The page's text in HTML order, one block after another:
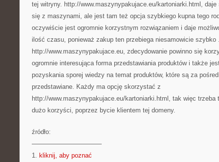
tej witryny. http://www.maszynypakujace.eu/kartoniarki.html,
się z maszynami, ale jest tam też opcja szybkiego kupna tego
oczywiście jest ogromnie korzystnym rozwiązaniem i daje
ilość czasu, ponieważ zakup ten przebiega niesamowicie
http://www.maszynypakujace.eu, zdecydowanie powinno się
ogromnie interesująca forma przedstawiania produktów i także
pozyskania sporej wiedzy na temat produktów, które są za
przedstawiane. Każdy ma opcję skorzystać z
http://www.maszynypakujace.eu/kartoniarki.html, tak więc trzeba
dużo korzyści, poprzez bycie klientem tej domeny.
źródło:
———————————
1. kliknij, aby poznać